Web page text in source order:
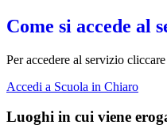
Come si accede al
Per accedere al servizio
Accedi a Scuola in Chiaro
Luoghi in cui viene